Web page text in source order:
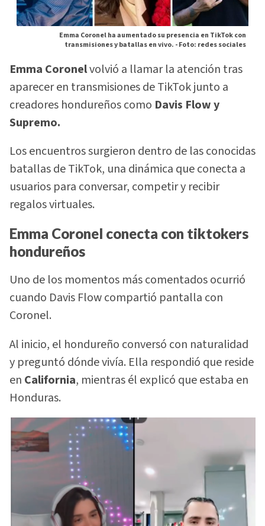
Emma Coronel ha aumentado su presencia en TikTok con
transmisiones y batallas en vivo. -Foto: redes sociales
Emma Coronelvolvió a llamar la atención tras
aparecer en transmisiones de TikTok junto a
creadores hondureños como Davis Flow y
Supremo.
Los encuentros surgieron dentro de las conocidas
batallas de TikTok, una dinámica que conecta a
usuarios para conversar, competir y recibir
regalos virtuales.
Emma Coronel conecta con tiktokers
hondureños
Uno de los momentos más comentados ocurrió
cuando Davis Flow compartió pantalla con
Coronel.
Al inicio, el hondureño conversó con naturalidad
y preguntó dónde vivía. Ella respondió que reside
en California, mientras él explicó que estaba en
Honduras.